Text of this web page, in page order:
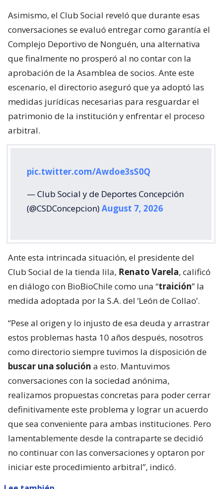
Asimismo, el Club Social reveló que durante esas
conversaciones se evaluó entregar como garantía el
Complejo Deportivo de Nonguén, una alternativa
que finalmente no prosperó al no contar con la
aprobación de la Asamblea de socios. Ante este
escenario, el directorio aseguró que ya adoptó las
medidas jurídicas necesarias para resguardar el
patrimonio de la institución y enfrentar el proceso
arbitral.
pic.twitter.com/Awdoe3sS0Q
— Club Social y de Deportes Concepción
(@CSDConcepcion)August 7, 2026
Ante esta intrincada situación, el presidente del
Club Social de la tienda lila, Renato Varela, calificó
en diálogo con BioBioChile como una “traición” la
medida adoptada por la S.A. del ‘León de Collao’.
“Pese al origen y lo injusto de esa deuda y arrastrar
estos problemas hasta 10 años después, nosotros
como directorio siempre tuvimos la disposición de
buscar una solución a esto. Mantuvimos
conversaciones con la sociedad anónima,
realizamos propuestas concretas para poder cerrar
definitivamente este problema y lograr un acuerdo
que sea conveniente para ambas instituciones. Pero
lamentablemente desde la contraparte se decidió
no continuar con las conversaciones y optaron por
iniciar este procedimiento arbitral”, indicó.